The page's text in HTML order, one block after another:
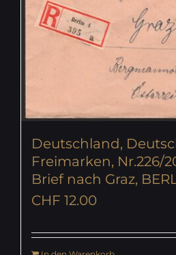
Deutschland,
Freimarken, Nr.226/
Brief nach Graz,
CHF 12.00